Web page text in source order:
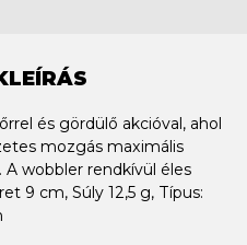
és gördülő akcióval, ahol
mozgás maximális
wobbler rendkívül éles
9 cm, Súly 12,5 g, Típus: